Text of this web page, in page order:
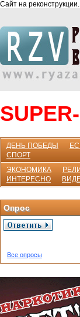
Сайт на
ДЕНЬ ПОБЕДЫ
СПОРТ
ЭКОНОМИКА
ИНТЕРЕСНО
Опрос
Все опросы